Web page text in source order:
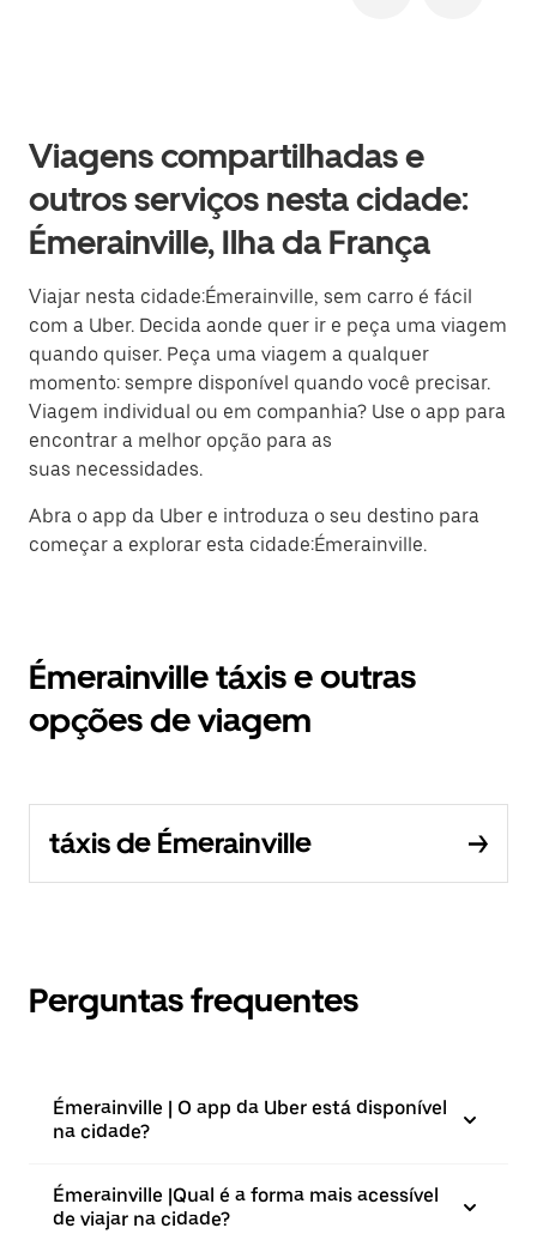
Viagens compartilhadas e
outros serviços nesta cidade:
Émerainville, Ilha da França
Viajar nesta cidade:Émerainville, sem carro é fácil
com a Uber. Decida aonde quer ir e peça uma viagem
quando quiser. Peça uma viagem a qualquer
momento: sempre disponível quando você precisar.
Viagem individual ou em companhia? Use o app para
encontrar a melhor opção para as
suas necessidades.
Abra o app da Uber e introduza o seu destino para
começar a explorar esta cidade:Émerainville.
Émerainville táxis e outras
opções de viagem
táxis de Émerainville
Perguntas frequentes
Émerainville | O app da Uber está disponível
na cidade?
Émerainville |⁠Qual é a forma mais acessível
de viajar na cidade?